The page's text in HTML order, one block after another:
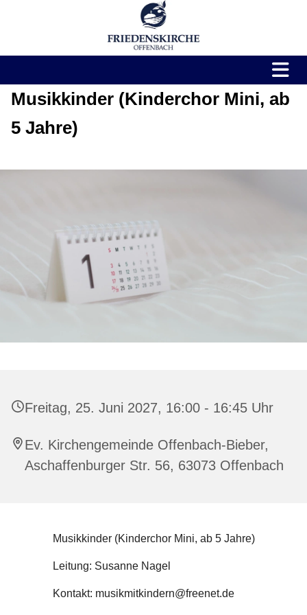
Musikkinder (Kinderchor Mini, ab
5 Jahre)
Freitag, 25. Juni 2027, 16:00 - 16:45 Uhr
Ev. Kirchengemeinde Offenbach-Bieber,
Aschaffenburger Str. 56, 63073 Offenbach
Musikkinder (Kinderchor Mini, ab 5 Jahre)
Leitung: Susanne Nagel
Kontakt: musikmitkindern@freenet.de